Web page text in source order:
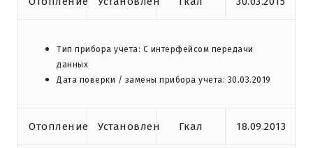
Тип прибора учета: С интерфейсом передачи
данных
Дата поверки / замены прибора учета: 30.03.2019
Отопление Установлен Гкал 18.09.2013